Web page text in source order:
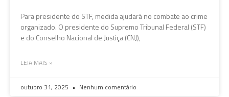
Para presidente do STF, medida ajudará no combate ao crime
organizado. O presidente do Supremo Tribunal Federal (STF)
e do Conselho Nacional de Justiça (CNJ),
LEIA MAIS »
outubro 31, 2025 Nenhum comentário